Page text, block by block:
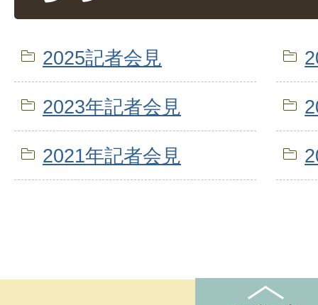
2025記者会見
2023年記者会見
2021年記者会見